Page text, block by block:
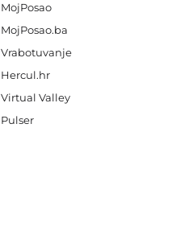
MojPosao
MojPosao.ba
Vrabotuvanje
Hercul.hr
Virtual Valley
Pulser